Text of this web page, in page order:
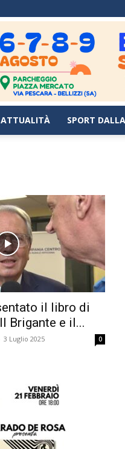
ATTUALITÀ SPORT
il libro di
Brigante e il...
3 Luglio 2025 0